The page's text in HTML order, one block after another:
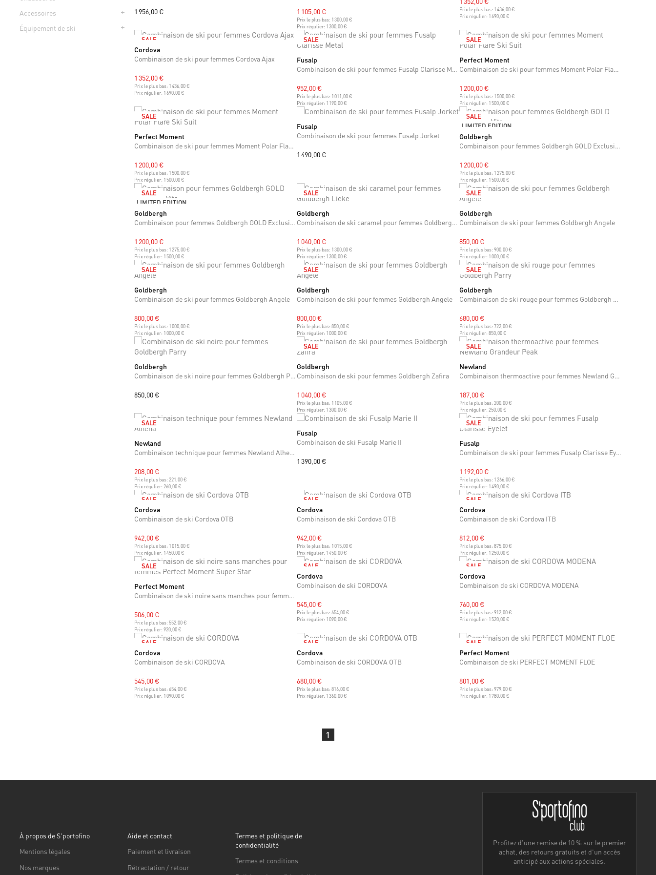
Accessoires
Équipement de ski
1 956,00 € 1 105,00 €
Prix le plus bas: 1 300,00 €
Prix régulier: 1 300,00 €
Prix le plus bas: 1 436,00 €
Prix régulier: 1 690,00 €
SALE
S
Cordova
Combinaison de ski pour femmes Cordova Ajax
1 352,00 €
Prix le plus bas: 1 436,00 €
Prix régulier: 1 690,00 €
SALE
M
Fusalp
Combinaison de ski pour femmes Fusalp Clarisse Metal
952,00 €
Prix le plus bas: 1 011,00 €
Prix régulier: 1 190,00 €
SALE
S M L
Perfect Moment
Combinaison de ski pour femmes Moment Polar Flare Ski Suit
1 200,00 €
Prix le plus bas: 1 500,00 €
Prix régulier: 1 500,00 €
SALE
S M L
Perfect Moment
Combinaison de ski pour femmes Moment Polar Flare Ski Suit
1 200,00 €
Prix le plus bas: 1 500,00 €
Prix régulier: 1 500,00 €
XS
Fusalp
Combinaison de ski pour femmes Fusalp Jorket
1 490,00 €
SALE
LIMITED EDITION
XS S M
Goldbergh
Combinaison pour femmes Goldbergh GOLD Exclusive Vita
1 200,00 €
Prix le plus bas: 1 275,00 €
Prix régulier: 1 500,00 €
SALE
LIMITED EDITION
XS S M
Goldbergh
Combinaison pour femmes Goldbergh GOLD Exclusive Vita
1 200,00 €
Prix le plus bas: 1 275,00 €
Prix régulier: 1 500,00 €
SALE
XS M
Goldbergh
Combinaison de ski caramel pour femmes Goldbergh Lieke
1 040,00 €
Prix le plus bas: 1 300,00 €
Prix régulier: 1 300,00 €
SALE
XS M L
Goldbergh
Combinaison de ski pour femmes Goldbergh Angele
850,00 €
Prix le plus bas: 900,00 €
Prix régulier: 1 000,00 €
SALE
XS S M
Goldbergh
Combinaison de ski pour femmes Goldbergh Angele
800,00 €
Prix le plus bas: 1 000,00 €
Prix régulier: 1 000,00 €
SALE
XS S M
Goldbergh
Combinaison de ski pour femmes Goldbergh Angele
800,00 €
Prix le plus bas: 850,00 €
Prix régulier: 1 000,00 €
SALE
XS
Goldbergh
Combinaison de ski rouge pour femmes Goldbergh Parry
680,00 €
Prix le plus bas: 722,00 €
Prix régulier: 850,00 €
S M L
Goldbergh
Combinaison de ski noire pour femmes Goldbergh Parry
850,00 €
SALE
S M L
Goldbergh
Combinaison de ski pour femmes Goldbergh Zafira
1 040,00 €
Prix le plus bas: 1 105,00 €
Prix régulier: 1 300,00 €
SALE
M
Newland
Combinaison thermoactive pour femmes Newland Grandeur Peak
187,00 €
Prix le plus bas: 200,00 €
Prix régulier: 250,00 €
SALE
XS S M
Newland
Combinaison technique pour femmes Newland Alhena
208,00 €
Prix le plus bas: 221,00 €
Prix régulier: 260,00 €
XS S
Fusalp
Combinaison de ski Fusalp Marie II
1 390,00 €
SALE
XS S
Fusalp
Combinaison de ski pour femmes Fusalp Clarisse Eyelet
1 192,00 €
Prix le plus bas: 1 266,00 €
Prix régulier: 1 490,00 €
SALE
M L
Cordova
Combinaison de ski Cordova OTB
942,00 €
Prix le plus bas: 1 015,00 €
Prix régulier: 1 450,00 €
SALE
S M L
Cordova
Combinaison de ski Cordova OTB
942,00 €
Prix le plus bas: 1 015,00 €
Prix régulier: 1 450,00 €
SALE
S M L
Cordova
Combinaison de ski Cordova ITB
812,00 €
Prix le plus bas: 875,00 €
Prix régulier: 1 250,00 €
SALE
M
Perfect Moment
Combinaison de ski noire sans manches pour femmes Perfect Moment Super Star
506,00 €
Prix le plus bas: 552,00 €
Prix régulier: 920,00 €
SALE
M
Cordova
Combinaison de ski CORDOVA
545,00 €
Prix le plus bas: 654,00 €
Prix régulier: 1 090,00 €
SALE
S
Cordova
Combinaison de ski CORDOVA MODENA
760,00 €
Prix le plus bas: 912,00 €
Prix régulier: 1 520,00 €
SALE
M
Cordova
Combinaison de ski CORDOVA
545,00 €
Prix le plus bas: 654,00 €
Prix régulier: 1 090,00 €
SALE
M
Cordova
Combinaison de ski CORDOVA OTB
680,00 €
Prix le plus bas: 816,00 €
Prix régulier: 1 360,00 €
SALE
S M
Perfect Moment
Combinaison de ski PERFECT MOMENT FLOE
801,00 €
Prix le plus bas: 979,00 €
Prix régulier: 1 780,00 €
1
Profitez d'une remise de 10 % sur le premier
achat, des retours gratuits et d'un accès
anticipé aux actions spéciales.
À propos de S'portofino
Mentions légales
Nos marques
Aide et contact
Paiement et livraison
Rétractation / retour
Termes et politique de
confidentialité
Termes et conditions